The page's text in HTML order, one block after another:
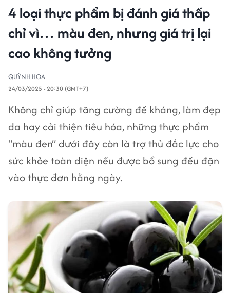
4 loại thực phẩm bị đánh giá thấp
chỉ vì… màu đen, nhưng giá trị lại
cao không tưởng
QUỲNH HOA
24/03/2025 - 20:30 (GMT+7)
Không chỉ giúp tăng cường đề kháng, làm đẹp
da hay cải thiện tiêu hóa, những thực phẩm
"màu đen” dưới đây còn là trợ thủ đắc lực cho
sức khỏe toàn diện nếu được bổ sung đều đặn
vào thực đơn hằng ngày.